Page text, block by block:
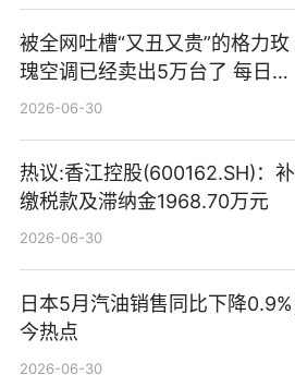
被全网吐槽“又丑又贵”的格力玫
瑰空调已经卖出5万台了 每日热
文
2026-06-30
热议:香江控股(600162.SH)：补
缴税款及滞纳金1968.70万元
2026-06-30
日本5月汽油销售同比下降0.9%|
今热点
2026-06-30